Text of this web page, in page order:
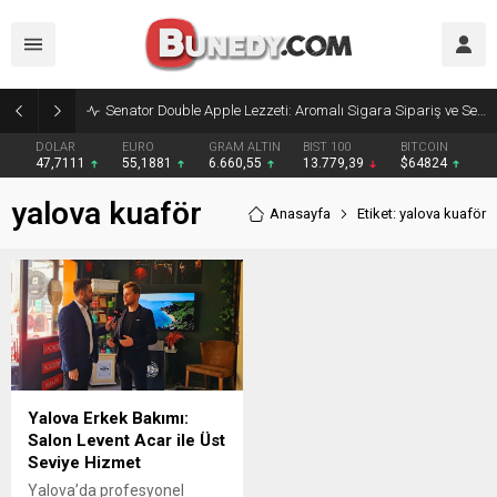
Senator Double Apple Lezzeti: Aromalı Sigara Sipariş ve Senator Sigara Dünyasına Yolculuk
DOLAR
47,7111
EURO
55,1881
GRAM ALTIN
6.660,55
BIST 100
13.779,39
BITCOIN
$64824
yalova kuaför Anasayfa Etiket: yalova kuaför
Yalova Erkek Bakımı:
Salon Levent Acar ile Üst
Seviye Hizmet
Yalova’da profesyonel